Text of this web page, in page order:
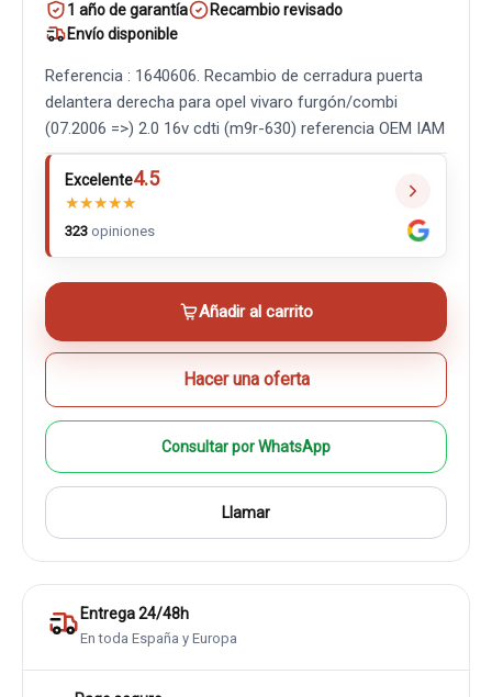
1 año de garantía
Recambio revisado
Envío disponible
Referencia : 1640606. Recambio de cerradura puerta
delantera derecha para opel vivaro furgón/combi
(07.2006 =>) 2.0 16v cdti (m9r-630) referencia OEM IAM
Excelente4.5
★★★★★
323 opiniones
Añadir al carrito
Hacer una oferta
Consultar por WhatsApp
Llamar
Entrega 24/48h
En toda España y Europa